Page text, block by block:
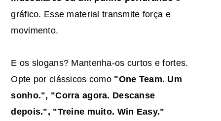
gráfico. Esse material transmite força e
movimento.
E os slogans? Mantenha-os curtos e fortes.
Opte por clássicos como "One Team. Um
sonho.", "Corra agora. Descanse
depois.", "Treine muito. Win Easy."